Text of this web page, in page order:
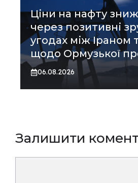
Ціни на нафту
через позитивні
угодах між Іраном
щодо Ормузької
06.08.2026
Залишити